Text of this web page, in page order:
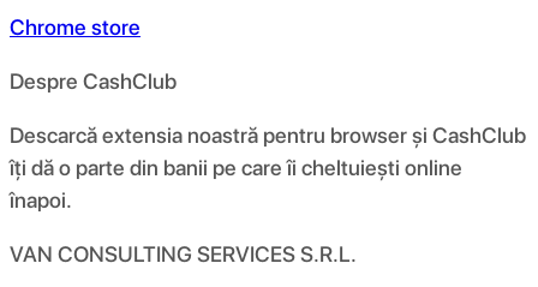
Chrome store
Despre CashClub
Descarcă extensia noastră pentru browser și CashClub
îți dă o parte din banii pe care îi cheltuiești online
înapoi.
VAN CONSULTING SERVICES S.R.L.